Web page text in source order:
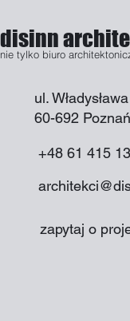
disinn
nie tylko biuro
ul.
60-692 Poznań​
+48 61 415
zapytaj o